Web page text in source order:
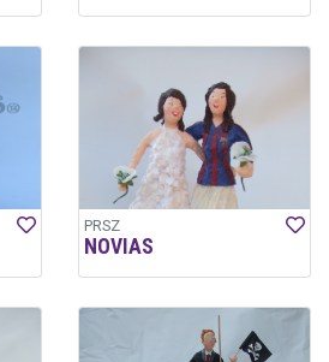
PRSZ
NOVIAS